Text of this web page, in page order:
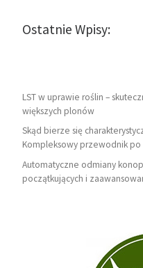
Ostatnie Wpisy:
LST w uprawie roślin –
większych plonów
Skąd bierze się
Kompleksowy przewodnik
Automatyczne odmiany
początkujących i